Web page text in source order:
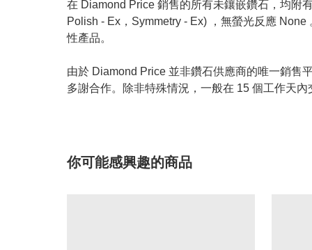
在 Diamond Price 銷售的所有未鑲嵌鑽石，均附
Polish - Ex，Symmetry - Ex) ，無螢光反應
性產品。
由於 Diamond Price 並非鑽石供應商的唯一銷售
多謝合作。除非特殊情況，一般在 15 個工作天內
你可能感興趣的商品